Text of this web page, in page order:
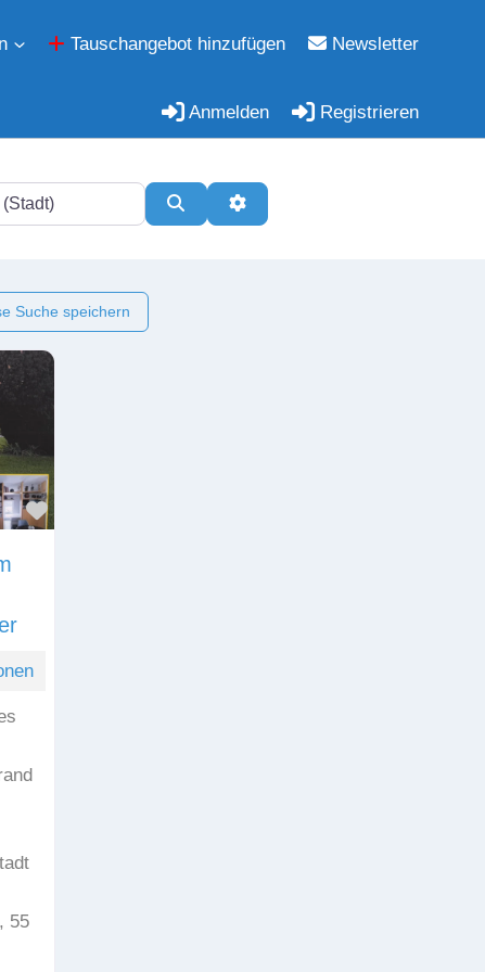
Tauschangebot hinzufügen Newsletter
Anmelden Registrieren
SuchenErweiterte Filter
Suche speichern
Favorit
55